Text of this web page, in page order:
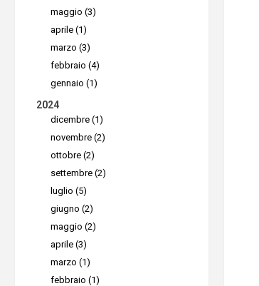
maggio (3)
aprile (1)
marzo (3)
febbraio (4)
gennaio (1)
2024
dicembre (1)
novembre (2)
ottobre (2)
settembre (2)
luglio (5)
giugno (2)
maggio (2)
aprile (3)
marzo (1)
febbraio (1)